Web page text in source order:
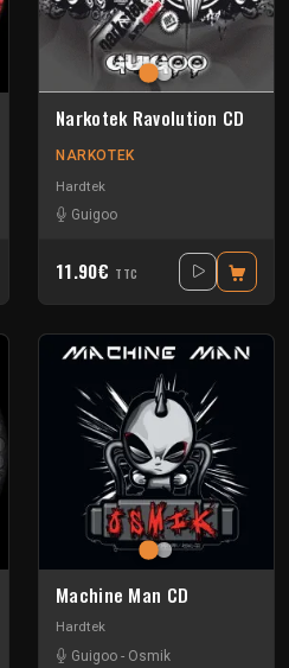
Narkotek Ravolution CD
NARKOTEK
Hardtek
Guigoo
11.90€ TTC
Machine Man CD
Hardtek
Guigoo - Osmik